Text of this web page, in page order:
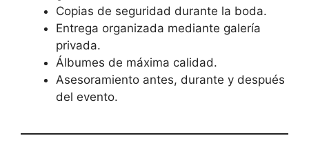
Copias de seguridad durante la boda.
Entrega organizada mediante galería
privada.
Álbumes de máxima calidad.
Asesoramiento antes, durante y después
del evento.